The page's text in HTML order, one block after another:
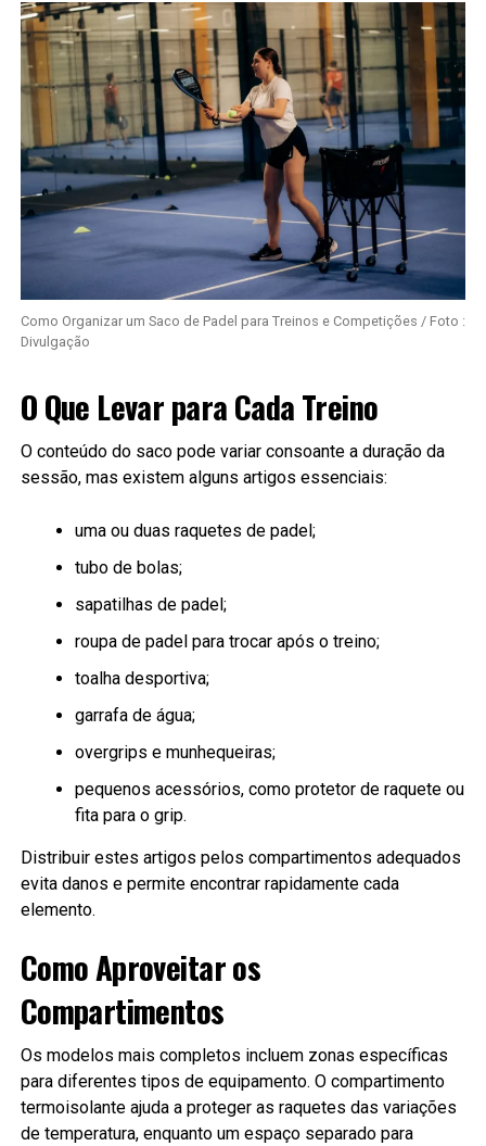
Como Organizar um Saco de Padel para Treinos e Competições / Foto :
Divulgação
O Que Levar para Cada Treino
O conteúdo do saco pode variar consoante a duração da
sessão, mas existem alguns artigos essenciais:
uma ou duas raquetes de padel;
tubo de bolas;
sapatilhas de padel;
roupa de padel para trocar após o treino;
toalha desportiva;
garrafa de água;
overgrips e munhequeiras;
pequenos acessórios, como protetor de raquete ou
fita para o grip.
Distribuir estes artigos pelos compartimentos adequados
evita danos e permite encontrar rapidamente cada
elemento.
Como Aproveitar os
Compartimentos
Os modelos mais completos incluem zonas específicas
para diferentes tipos de equipamento. O compartimento
termoisolante ajuda a proteger as raquetes das variações
de temperatura, enquanto um espaço separado para